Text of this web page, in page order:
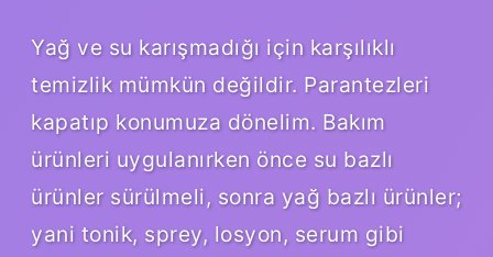
Yağ ve su karışmadığı için karşılıklı
temizlik mümkün değildir. Parantezleri
kapatıp konumuza dönelim. Bakım
ürünleri uygulanırken önce su bazlı
ürünler sürülmeli, sonra yağ bazlı ürünler;
yani tonik, sprey, losyon, serum gibi